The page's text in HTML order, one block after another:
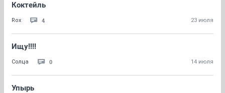
Коктейль
Rox 4 23 июля
Ищу!!!!
Солца 0 14 июля
Упырь